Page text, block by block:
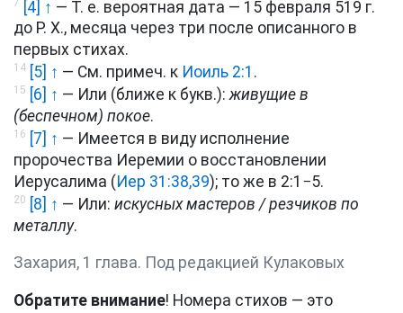
[4] ↑ — Т. е. вероятная дата — 15 февраля 519 г.
до Р. Х., месяца через три после описанного в
первых стихах.
14 [5] ↑ — См. примеч. к Иоиль 2:1 .
15 [6] ↑ — Или (ближе к букв.):живущие в
(беспечном) покое.
16 [7] ↑ — Имеется в виду исполнение
пророчества Иеремии о восстановлении
Иерусалима (Иер 31:38,39); то же в 2:1−5.
20 [8] ↑ — Или: искусных мастеров / резчиков по
металлу.
Захария, 1 глава. Под редакцией Кулаковых
Обратите внимание! Номера стихов — это